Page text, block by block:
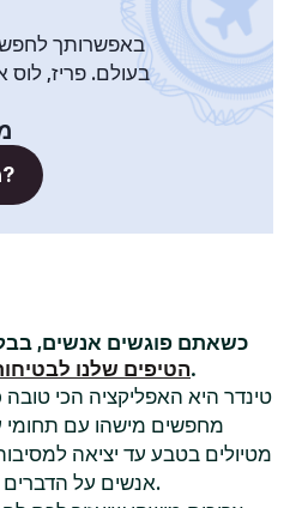
באפשרותך
בעולם. פריז, לוס
מה זה מצב דרכון?
כשאתם פוגשים אנשים,
הטיפים שלנושלנו.
טינדר היא האפליקציה הכי
מחפשים מישהו עם תחומי
מטיולים בטבע עד יציאה
אנשים על הדברים שאתם הכי נהנים לעשות.